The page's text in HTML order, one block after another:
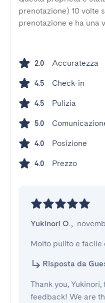
prenotazione) 10 volte
prenotazione e ha una
2.0 Accuratezza
4.5 Check-in
4.5 Pulizia
5.0
4.0 Posizione
4.0 Prezzo
Yukinori O.,
Molto pulito e facile
Risposta da
Thank you,
feedback! We are